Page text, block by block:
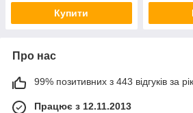
Купити
Про нас
99% позитивних з 443 відгуків за рік
Працює з 12.11.2013